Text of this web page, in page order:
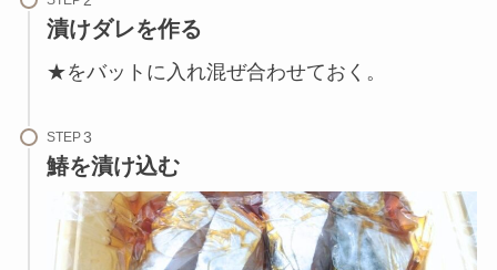
漬けダレを作る
★をバットに入れ混ぜ合わせておく。
STEP
鰆を漬け込む